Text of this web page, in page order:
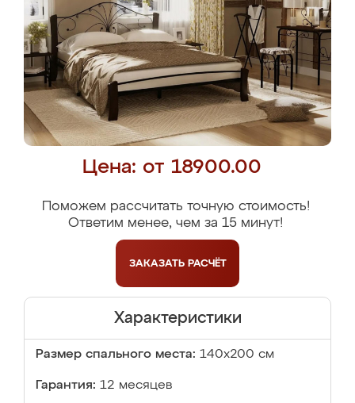
Цена: от 18900.00
Поможем рассчитать точную стоимость!
Ответим менее, чем за 15 минут!
ЗАКАЗАТЬ РАСЧЁТ
Характеристики
Размер спального места: 140х200 см
Гарантия: 12 месяцев